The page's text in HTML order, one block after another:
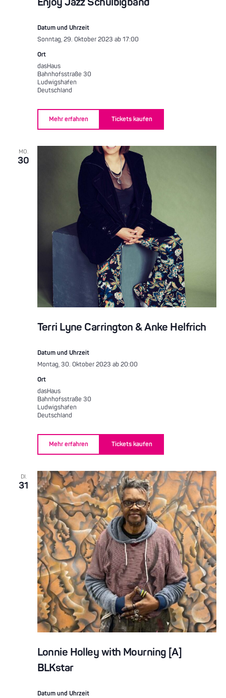
Datum und Uhrzeit
Sonntag, 29. Oktober 2023 ab 17:00
Ort
dasHaus
Bahnhofsstraße 30
Ludwigshafen
Deutschland
Mehr erfahren Tickets kaufen
MO.
30
Terri Lyne Carrington & Anke Helfrich
Datum und Uhrzeit
Montag, 30. Oktober 2023 ab 20:00
Ort
dasHaus
Bahnhofsstraße 30
Ludwigshafen
Deutschland
Mehr erfahren Tickets kaufen
DI.
31
Lonnie Holley with Mourning [A]
BLKstar
Datum und Uhrzeit